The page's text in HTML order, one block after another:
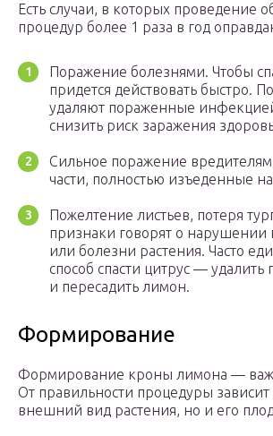
Есть случаи, в которых проведение
процедур более 1 раза в год
Поражение болезнями. Чтобы
придется действовать быстро.
удаляют пораженные
снизить риск заражения
Сильное поражение
части, полностью изъеденные
Пожелтение листьев, потеря
признаки говорят о нарушении
или болезни растения. Часто
способ спасти цитрус —
и пересадить лимон.
Формирование
Формирование кроны лимона —
От правильности процедуры зависит
внешний вид растения, но и его